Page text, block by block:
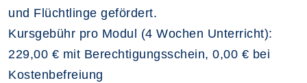
und Flüchtlinge gefördert.
Kursgebühr pro Modul (4 Wochen Unterricht):
229,00 € mit Berechtigungsschein, 0,00 € bei
Kostenbefreiung